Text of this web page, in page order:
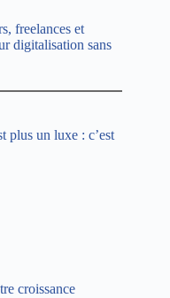
freelances et
digitalisation sans
plus un luxe : c’est
croissance